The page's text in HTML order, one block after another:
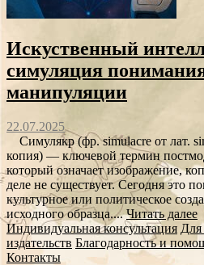
Искуственный
симуляция
манипуляции
22.07.2025
Симулякр (фр. simulacre от лат.
копия) — ключевой термин
который означает изображение,
деле не существует. Сегодня это
культурное или политическое
исходного образца....Читать далее
Индивидуальная консультация Для
издательств Благодарность и
Контакты